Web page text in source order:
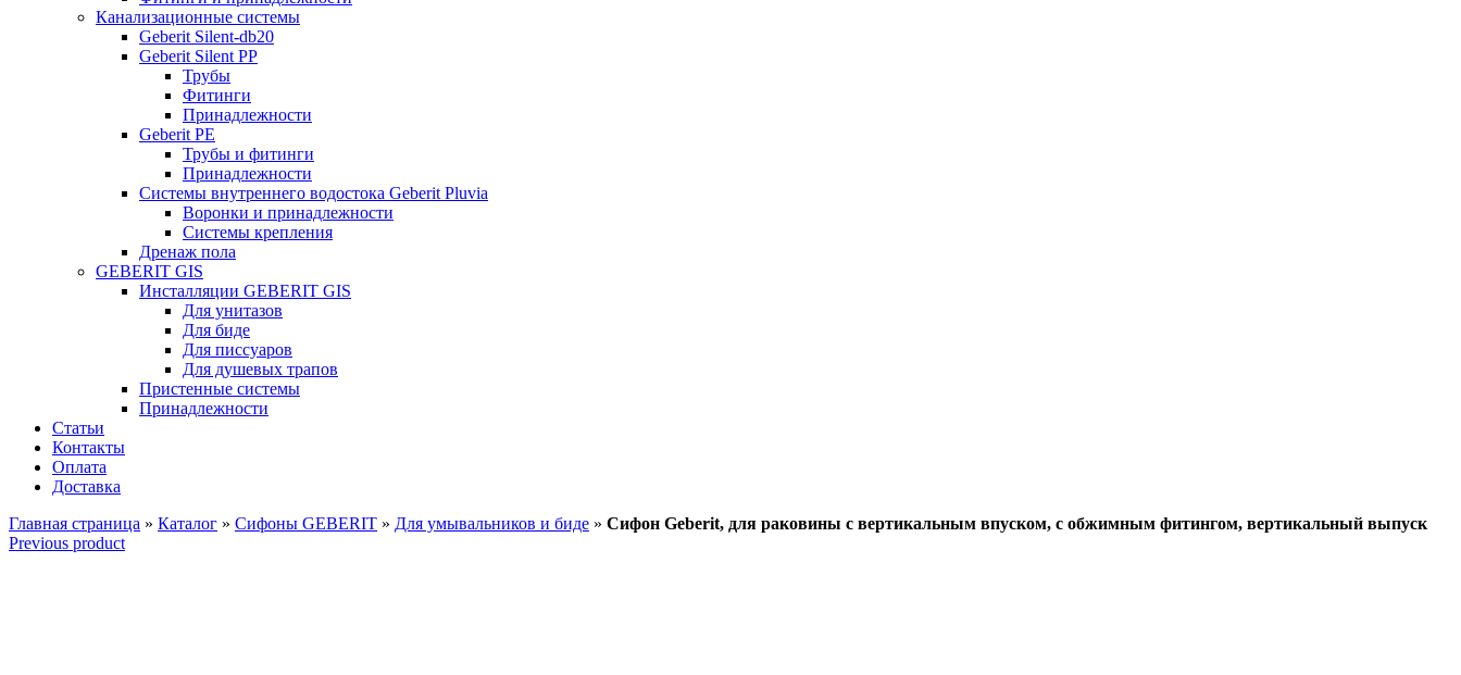
Канализационные системы
Geberit Silent-db20
Geberit Silent PP
Трубы
Фитинги
Принадлежности
Geberit PE
Трубы и фитинги
Принадлежности
Системы внутреннего водостока Geberit Pluvia
Воронки и принадлежности
Системы крепления
Дренаж пола
GEBERIT GIS
Инсталляции GEBERIT GIS
Для унитазов
Для биде
Для писсуаров
Для душевых трапов
Пристенные системы
Принадлежности
Статьи
Контакты
Оплата
Доставка
Главная страница » Каталог » Сифоны GEBERIT » Для умывальников и биде » Сифон Geberit, для раковины с вертикальным впуском, с обжимным фитингом, вертикальный выпуск
Previous product